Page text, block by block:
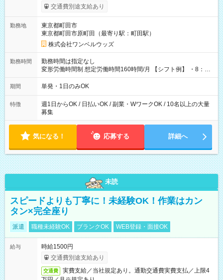
いOK！（規定あり） ┗働いたその日に現金GET♪ お仕事後はコ
ンビニATMから 日払い分を引き落とせます！ 【試用期間】試
交通費別途支給あり
勤務地
東京都町田市
東京都町田市原町田（最寄り駅：町田駅）
株式会社ワンベルウッズ
勤務時間
勤務時間は指定なし
変形労働時間制 想定労働時間160時間/月 【シフト例】 ・8：00
～21：00
期間 単発・1日のみOK
特徴
週1日からOK / 日払いOK / 副業・WワークOK / 10名以上の大量
募集
気になる！ 応募する 詳細へ
未読
スピードよりも丁寧に！未経験OK！作業はカン
タン×完全座り
派遣 職種未経験OK ブランクOK WEB登録・面接OK
給与
時給1500円
交通費別途支給あり
交通費
実費支給／当社規定あり。通勤交通費実費支払／上限4